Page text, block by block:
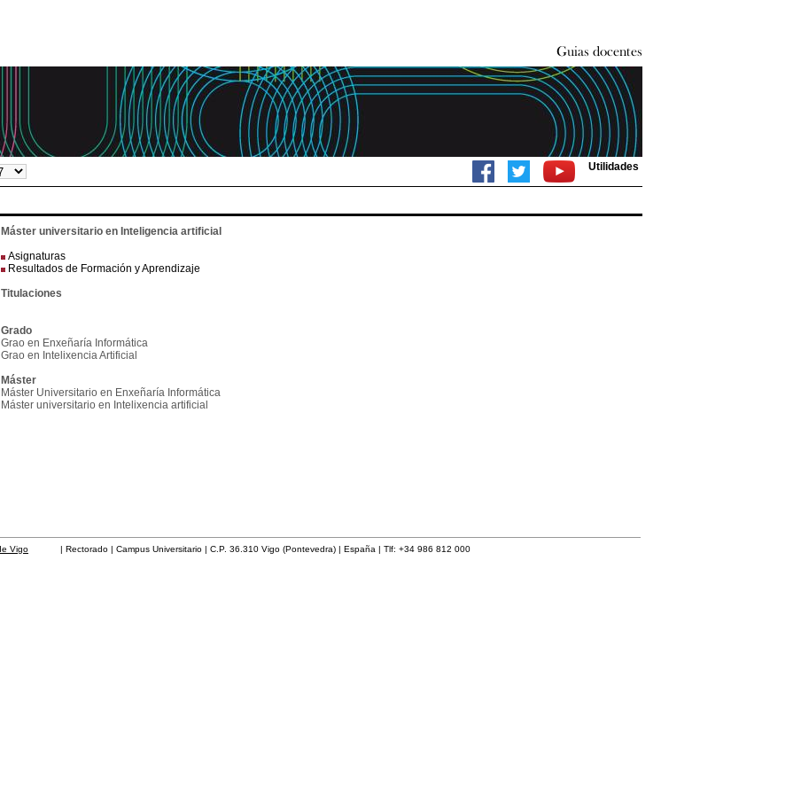
Utilidades
Máster universitario en Inteligencia artificial
Asignaturas
Resultados de Formación y Aprendizaje
Titulaciones
Grado
Grao en Enxeñaría Informática
Grao en Intelixencia Artificial
Máster
Máster Universitario en Enxeñaría Informática
Máster universitario en Intelixencia artificial
Vigo | Rectorado | Campus Universitario | C.P. 36.310 Vigo (Pontevedra) | España | Tlf: +34 986 812 000